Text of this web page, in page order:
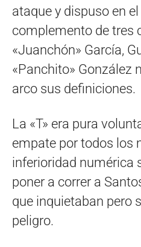
ataque y dispuso en el
complemento de tres
«Juanchón» García,
«Panchito» González
arco sus definiciones.
La «T» era pura
empate por todos los
inferioridad numérica
poner a correr a
que inquietaban pero
peligro.